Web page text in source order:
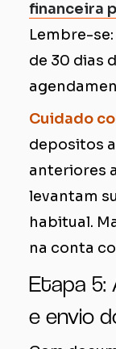
financeira
Lembre-
de 30 dias
Cuidado
depositos
anteriores
levantam
habitual.
na conta
Etapa 5:
e envio